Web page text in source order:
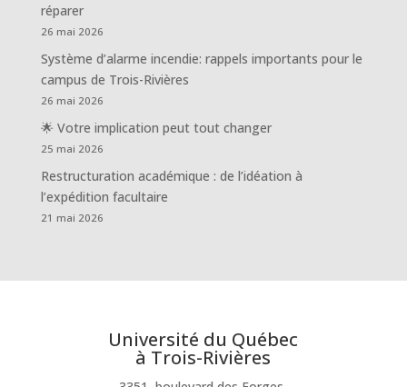
réparer
26 mai 2026
Système d’alarme incendie: rappels importants pour le
campus de Trois-Rivières
26 mai 2026
🌟 Votre implication peut tout changer
25 mai 2026
Restructuration académique : de l’idéation à
l’expédition facultaire
21 mai 2026
Université du Québec
à Trois-Rivières